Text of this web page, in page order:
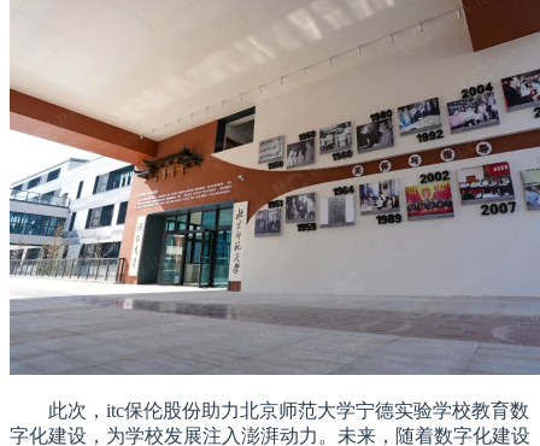
此次，itc保伦股份助力北京师范大学宁德实验学校教育数
字化建设，为学校发展注入澎湃动力。未来，随着数字化建设